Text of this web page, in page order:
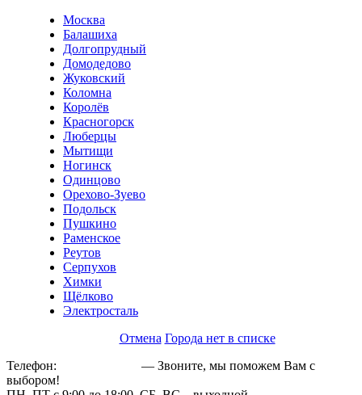
Москва
Балашиха
Долгопрудный
Домодедово
Жуковский
Коломна
Королёв
Красногорск
Люберцы
Мытищи
Ногинск
Одинцово
Орехово-Зуево
Подольск
Пушкино
Раменское
Реутов
Серпухов
Химки
Щёлково
Электросталь
Отмена Города нет в списке
Телефон:
— Звоните, мы поможем Вам с
выбором!